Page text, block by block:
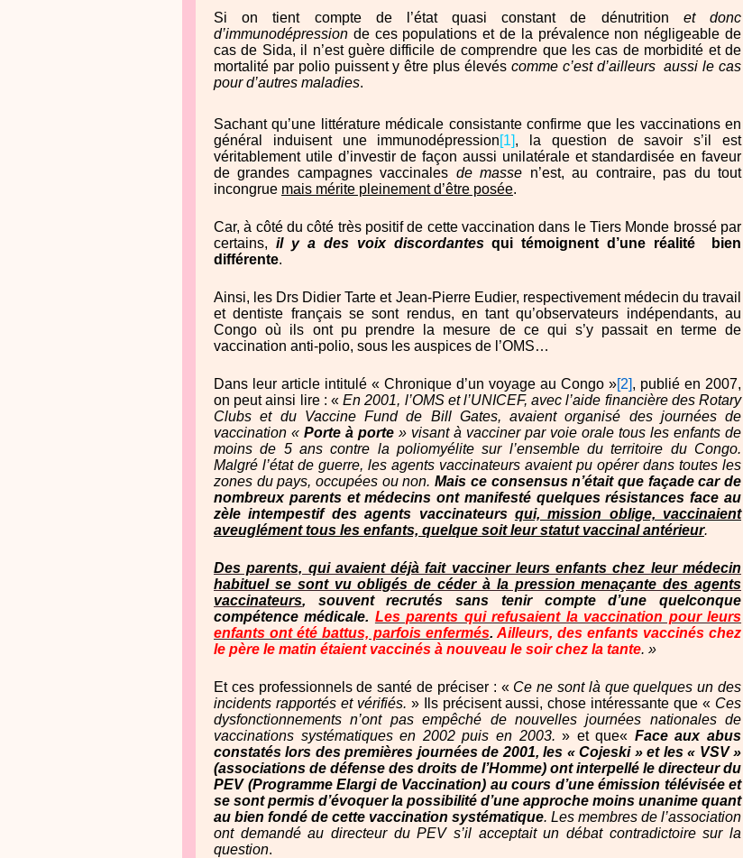
Si on tient compte de l’état quasi constant de dénutrition et donc
d’immunodépression de ces populations et de la prévalence non négligeable de
cas de Sida, il n’est guère difficile de comprendre que les cas de morbidité et de
mortalité par polio puissent y être plus élevés comme c’est d’ailleurs aussi le cas
pour d’autres maladies.
Sachant qu’une littérature médicale consistante confirme que les vaccinations en
général induisent une immunodépression[1], la question de savoir s’il est
véritablement utile d’investir de façon aussi unilatérale et standardisée en faveur
de grandes campagnes vaccinales de masse n’est, au contraire, pas du tout
incongrue mais mérite pleinement d’être posée.
Car, à côté du côté très positif de cette vaccination dans le Tiers Monde brossé par
certains, il y a des voix discordantesqui témoignent d’une réalité
bien
différente.
Ainsi, les Drs Didier Tarte et Jean-Pierre Eudier, respectivement médecin du travail
et dentiste français se sont rendus, en tant qu’observateurs indépendants, au
Congo où ils ont pu prendre la mesure de ce qui s’y passait en terme de
vaccination anti-polio, sous les auspices de l’OMS…
Dans leur article intitulé « Chronique d’un voyage au Congo »[2], publié en 2007,
on peut ainsi lire : «En 2001, l’OMS et l’UNICEF, avec l’aide financière des Rotary
Clubs et du Vaccine Fund de Bill Gates, avaient organisé des journées de
vaccination « Porte à porte » visant à vacciner par voie orale tous les enfants de
moins de 5 ans contre la poliomyélite sur l’ensemble du territoire du Congo.
Malgré l’état de guerre, les agents vaccinateurs avaient pu opérer dans toutes les
zones du pays, occupées ou non.Mais ce consensus n’était que façade car de
nombreux parents et médecins ont manifesté quelques résistances face au
zèle intempestif des agents vaccinateurs qui, mission oblige, vaccinaient
aveuglément tous les enfants, quelque soit leur statut vaccinal antérieur.
Des parents, qui avaient déjà fait vacciner leurs enfants chez leur médecin
habituel se sont vu obligés de céder à la pression menaçante des agents
vaccinateurs, souvent recrutés sans tenir compte d’une quelconque
compétence médicale. Les parents qui refusaient la vaccination pour leurs
enfants ont été battus, parfois enfermés. Ailleurs, des enfants vaccinés chez
le père le matin étaient vaccinés à nouveau le soir chez la tante. »
Et ces professionnels de santé de préciser : « Ce ne sont là que quelques un des
incidents rapportés et vérifiés. » Ils précisent aussi, chose intéressante que « Ces
dysfonctionnements n’ont pas empêché de nouvelles journées nationales de
vaccinations systématiques en 2002 puis en 2003.» et que« Face aux abus
constatés lors des premières journées de 2001, les « Cojeski » et les « VSV »
(associations de défense des droits de l’Homme) ont interpellé le directeur du
PEV (Programme Elargi de Vaccination) au cours d’une émission télévisée et
se sont permis d’évoquer la possibilité d’une approche moins unanime quant
au bien fondé de cette vaccination systématique. Les membres de l’association
ont demandé au directeur du PEV s’il acceptait un débat contradictoire sur la
question.